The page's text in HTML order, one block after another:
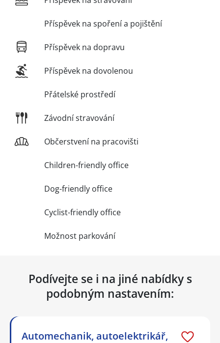
Příspěvek na spoření a pojištění
Příspěvek na dopravu
Příspěvek na dovolenou
Přátelské prostředí
Závodní stravování
Občerstvení na pracovišti
Children-friendly office
Dog-friendly office
Cyclist-friendly office
Možnost parkování
Podívejte se i na jiné nabídky s
podobným nastavením:
Automechanik, autoelektrikář,